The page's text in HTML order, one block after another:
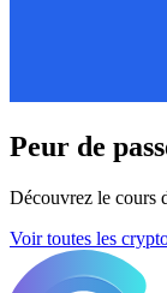
Peur de
Découvrez le cours
Voir toutes les